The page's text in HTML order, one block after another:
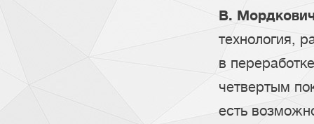
В.
технология,
в
четвертым
есть